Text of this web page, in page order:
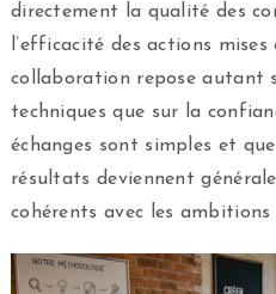
directement la qualité des
l’efficacité des actions
collaboration repose autant
techniques que sur la
échanges sont simples et
résultats deviennent
cohérents avec les